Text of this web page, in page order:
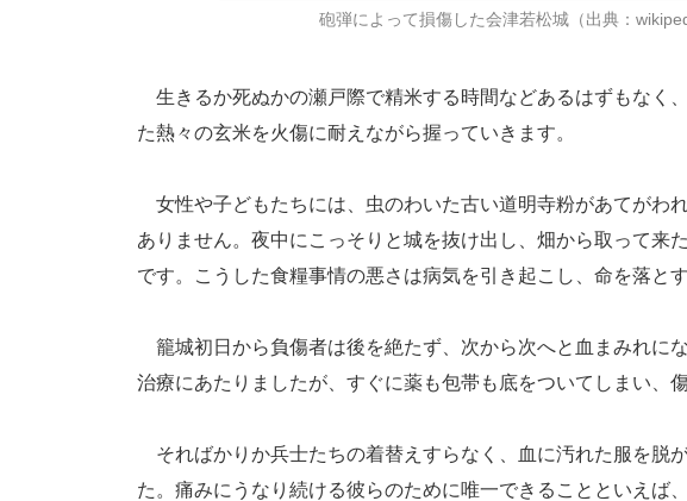
砲弾によって損傷した会津若松城（出典：
生きるか死ぬかの瀬戸際で精米する時間などあるはずもなく
た熱々の玄米を火傷に耐えながら握っていきます。
女性や子どもたちには、虫のわいた古い道明寺粉があてがわ
ありません。夜中にこっそりと城を抜け出し、畑から取って来
です。こうした食糧事情の悪さは病気を引き起こし、命を落と
籠城初日から負傷者は後を絶たず、次から次へと血まみれに
治療にあたりましたが、すぐに薬も包帯も底をついてしまい、
そればかりか兵士たちの着替えすらなく、血に汚れた服を脱
た。痛みにうなり続ける彼らのために唯一できることといえば